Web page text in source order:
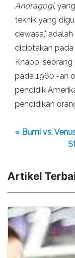
Andragogi,
teknik yang
dewasa,"
diciptakan
Knapp,
pada 1960 -an
pendidik
pendidikan
« Bumi vs.
Artikel